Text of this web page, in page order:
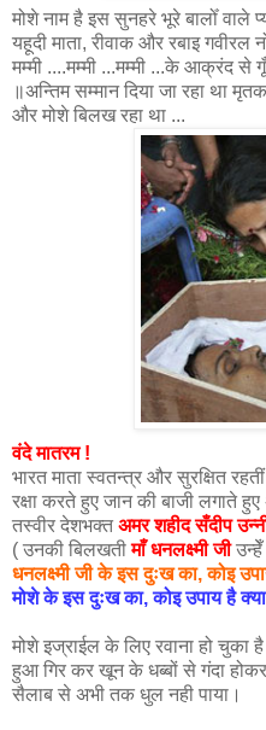
मोशे नाम है इस सुनहरे भूरे बालोँ वाले
यहूदी माता, रीवाक और रबाइ गवीरल
मम्मी ....मम्मी ...मम्मी ...के आक्रंद से
॥अन्तिम सम्मान दिया जा रहा था
और मोशे बिलख रहा था ...
वंदे मातरम !
भारत माता स्वतन्त्र और सुरक्षित
रक्षा करते हुए जान की बाजी लगाते
तस्वीर देशभक्तअमर शहीद सँदीप
( उनकी बिलखतीमाँ धनलक्ष्मी जीउन्हेँ
धनलक्ष्मी जी के इस दुःख का, कोइ
मोशे के इस दुःखका,कोइ उपाय है क्या
मोशे इज्राईल के लिए रवाना हो चुका
हुआ गिर कर खून के धब्बों से गंदा
सैलाब से अभी तक धुल नही पाया।